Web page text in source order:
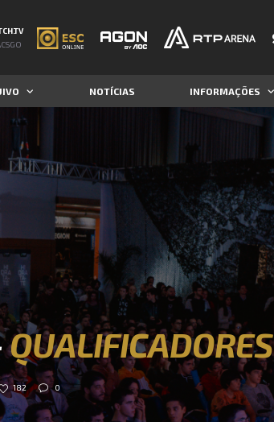
NOTÍCIAS INFORMAÇÕES
QUALIFICADORES
182 0